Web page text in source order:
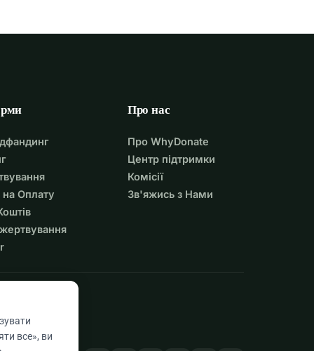
на Оплату
Про нас
Про WhyDonate
Центр підтримки
Комісії
Зв'яжись з Нами
все», ви